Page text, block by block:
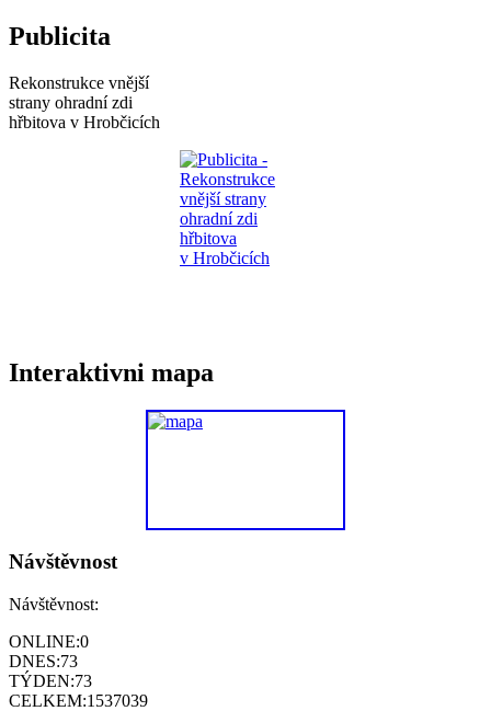
Publicita
Rekonstrukce vnější
strany ohradní zdi
hřbitova v Hrobčicích
Interaktivni mapa
Návštěvnost
Návštěvnost:
ONLINE:0
DNES:73
TÝDEN:73
CELKEM:1537039